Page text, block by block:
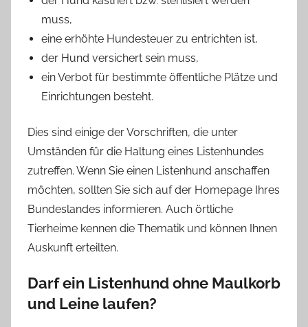
muss,
eine erhöhte Hundesteuer zu entrichten ist,
der Hund versichert sein muss,
ein Verbot für bestimmte öffentliche Plätze und
Einrichtungen besteht.
Dies sind einige der Vorschriften, die unter
Umständen für die Haltung eines Listenhundes
zutreffen. Wenn Sie einen Listenhund anschaffen
möchten, sollten Sie sich auf der Homepage Ihres
Bundeslandes informieren. Auch örtliche
Tierheime kennen die Thematik und können Ihnen
Auskunft erteilten.
Darf ein Listenhund ohne Maulkorb
und Leine laufen?